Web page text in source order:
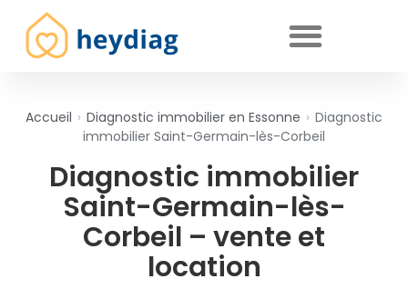
Accueil › Diagnostic immobilier en Essonne › Diagnostic
immobilier Saint-Germain-lès-Corbeil
Diagnostic immobilier
Saint-Germain-lès-
Corbeil – vente et
location